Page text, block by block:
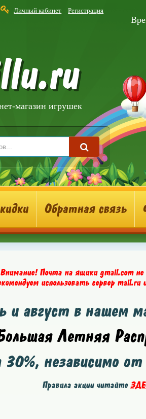
Личный кабинет Регистрация
магазин игрушек
Обратная связь
Внимание! Почта на ящики gmail.com не
использовать сервер mail.ru
и август в нашем
Летняя
30%, независимо
Правила акции читайте